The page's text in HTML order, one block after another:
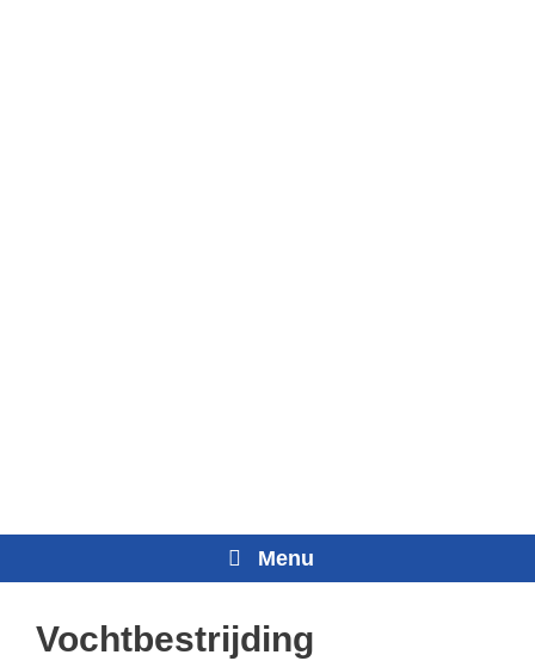
Menu
Vochtbestrijding